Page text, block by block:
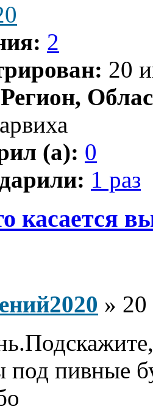
2
20
(а): 0
1 раз
касается
»
под пивные